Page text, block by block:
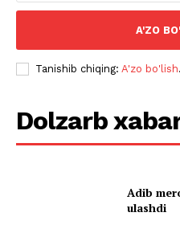
A'ZO
Tanishib chiqing: A'zo bo'lish.
Dolzarb
Adib
ulashdi